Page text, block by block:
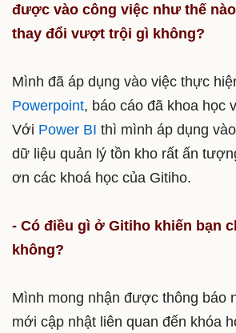
được vào công việc như thế
thay đổi vượt trội gì không?
Mình đã áp dụng vào việc thực
Powerpoint, báo cáo đã khoa học
Với Power BI thì mình áp dụng
dữ liệu quản lý tồn kho rất ấn
ơn các khoá học của Gitiho.
- Có điều gì ở Gitiho khiến bạn
không?
Mình mong nhận được thông báo
mới cập nhật liên quan đến khóa